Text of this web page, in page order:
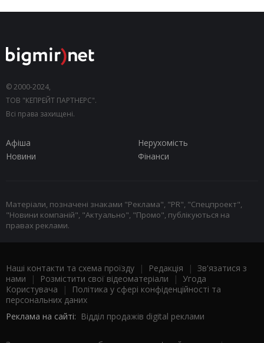
© 2000-2024,
ТОВ "КЕПРЕЙТ ПАРТНЕРС".
Всі права захищені.
Афіша
Нерухомість
Новини
Фінанси
Матеріали, позначені знаками "Реклама", "PR", "Спецпроект",
"Новини компаній", "Актуально", "Промо", публікуються на
правах реклами.
Наші контакти та схема проїзду | Редакція | Зв'язатися з
нами | Розмістити свої відеоматеріали | Угода
Користувача |
Політика у сфері конфіденційності та
персональних даних
Реклама на сайті: Відділ продажів digital реклами